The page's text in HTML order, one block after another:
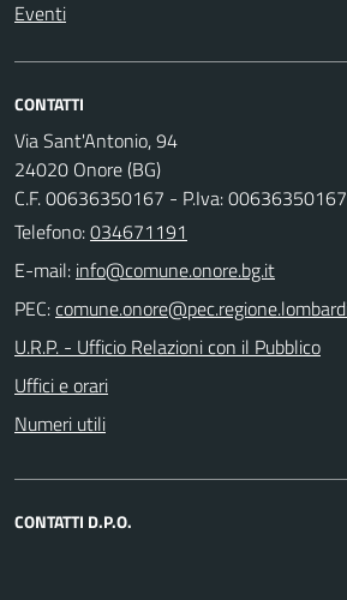
Eventi
CONTATTI
Via Sant'Antonio, 94
24020 Onore (BG)
C.F. 00636350167 - P.Iva: 00636350167
Telefono:034671191
E-mail:
PEC:
U.R.P. - Ufficio Relazioni con il Pubblico
Uffici e orari
Numeri utili
CONTATTI D.P.O.